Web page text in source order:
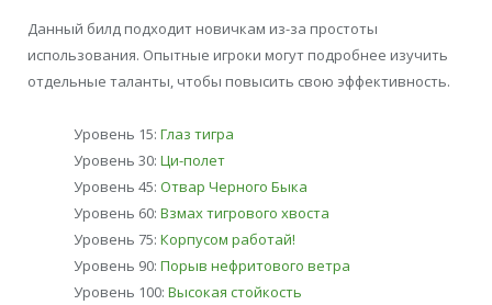
Данный билд подходит новичкам из-за простоты
использования. Опытные игроки могут подробнее изучить
отдельные таланты, чтобы повысить свою эффективность.
Уровень 15: Глаз тигра
Уровень 30: Ци-полет
Уровень 45: Отвар Черного Быка
Уровень 60: Взмах тигрового хвоста
Уровень 75: Корпусом работай!
Уровень 90: Порыв нефритового ветра
Уровень 100: Высокая стойкость